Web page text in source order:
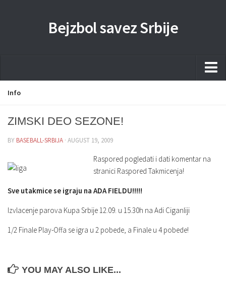
Bejzbol savez Srbije
Home
Liga
Sponzorstva
Dokumenta
Info
ZIMSKI DEO SEZONE!
BY BASEBALL-SRBIJA · AUGUST 19, 2009
Raspored pogledati i dati komentar na
stranici Raspored Takmicenja!
Sve utakmice se igraju na ADA FIELDU!!!!!
Izvlacenje parova Kupa Srbije 12.09. u 15.30h na Adi Ciganliji
1/2 Finale Play-Offa se igra u 2 pobede, a Finale u 4 pobede!
YOU MAY ALSO LIKE...